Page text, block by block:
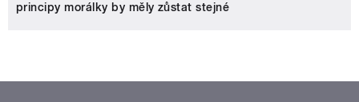
principy morálky by měly zůstat stejné